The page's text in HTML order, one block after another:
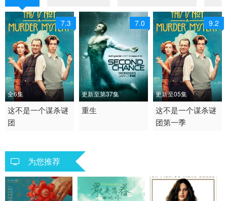
7.3
全6集
2025 / 比利时 / 英语,法
语,西班牙语
这不是一个谋杀谜
团
7.0
更新至第37集
2016 / 美国 / 英语
重生
9.2
更新至05集
2025 / 其它 / 英语
犯罪 剧情 欧美 美国
这不是一个谋杀谜
团第一季
为您推荐